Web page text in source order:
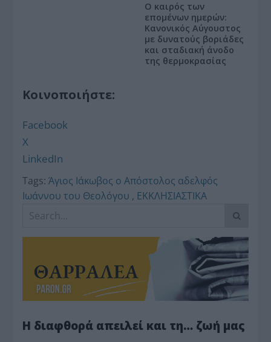
Ο καιρός των
επομένων ημερών:
Κανονικός Αύγουστος
με δυνατούς βοριάδες
και σταδιακή άνοδο
της θερμοκρασίας
Κοινοποιήστε:
Facebook
X
LinkedIn
Tags: Άγιος Ιάκωβος ο Απόστολος αδελφός
Ιωάννου του Θεολόγου , ΕΚΚΛΗΣΙΑΣΤΙΚΑ
Η διαφθορά απειλεί και τη… ζωή μας